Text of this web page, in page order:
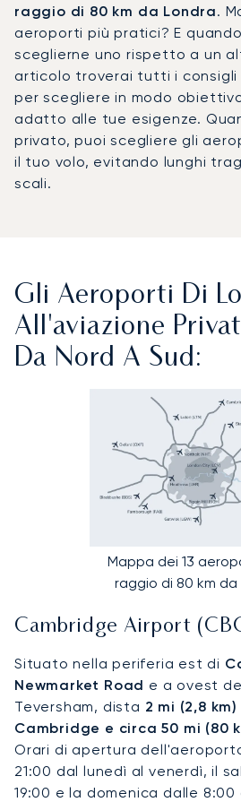
raggio di 80 km da Londra.
aeroporti più pratici? E
sceglierne uno rispetto a un
articolo troverai tutti i consigli
per scegliere in modo
adatto alle tue esigenze.
privato, puoi scegliere gli
il tuo volo, evitando lunghi
scali.
Gli Aeroporti Di
All'aviazione
Da Nord A Sud:
Mappa dei 13
raggio di 80 km da
Cambridge Airport
Situato nella periferia est di
Newmarket Road e a ovest
Teversham, dista 2 mi (2,8
Cambridge e circa 50 mi (80
Orari di apertura
21:00 dal lunedì al venerdì, il
19:00 e la domenica dalle 8:00